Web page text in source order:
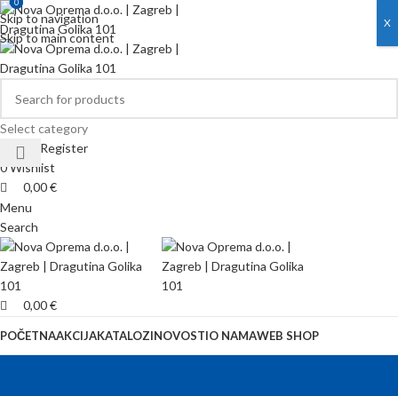
Skip to navigation
Skip to main content
Select category
Login / Register
0 Wishlist
0
0,00€
Menu
Search
0
0,00€
POČETNAAKCIJAKATALOZINOVOSTIO NAMAWEB SHOP
X